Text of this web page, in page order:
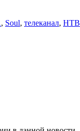
, Soul, телеканал, НТВ